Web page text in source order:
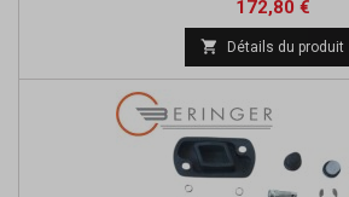
Prix
172,80 €Prix
de
base
 Détails du produit